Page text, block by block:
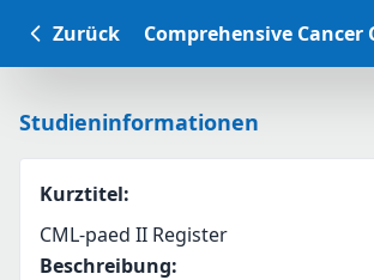
Zurück
Studieninformationen
Kurztitel:
CML-paed II Register
Beschreibung: